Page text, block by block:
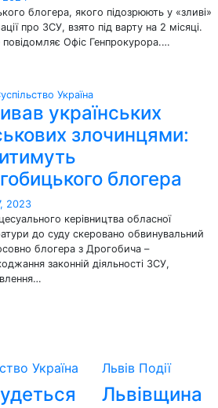
блогера, якого підозрюють у «зливі»
про ЗСУ, взято під варту на 2 місяці.
Офіс Генпрокурора.…
Україна
українських
злочинцями:
блогера
2023
керівництва обласної
до суду скеровано обвинувальний
блогера з Дрогобича –
законній діяльності ЗСУ,
Україна Львів Події
Львівщина